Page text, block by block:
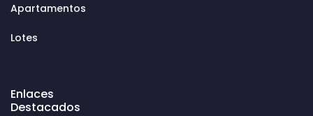
Apartamentos
Lotes
Enlaces
Destacados